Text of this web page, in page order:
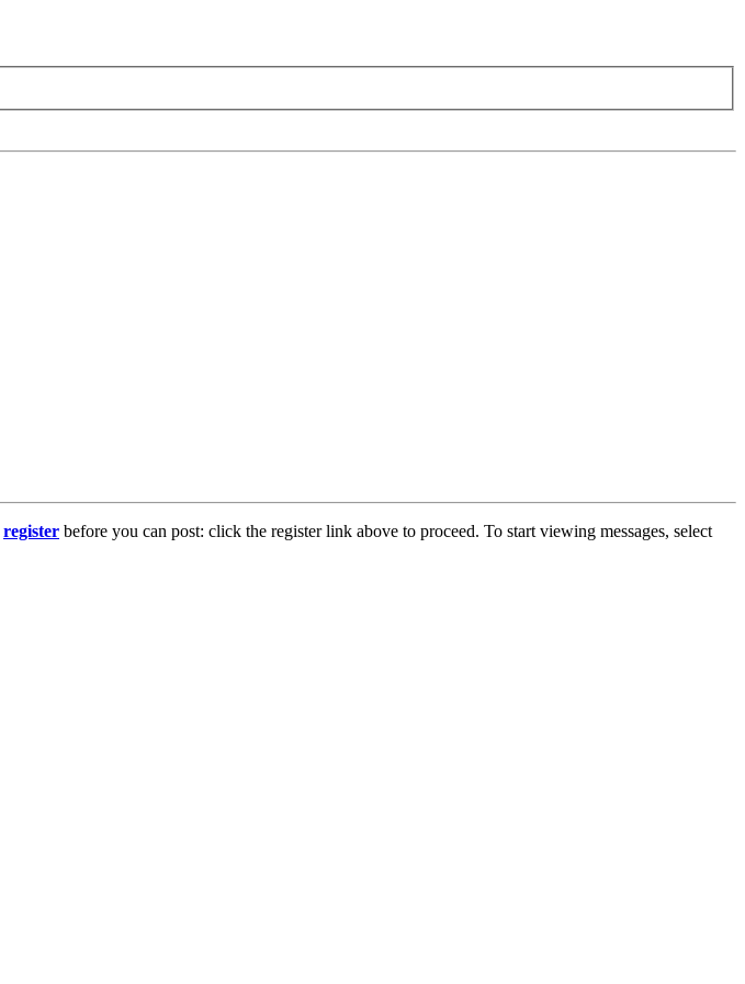
register before you can post: click the register link above to proceed. To start viewing messages, select